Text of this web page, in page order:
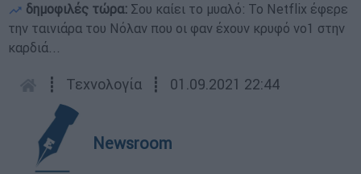
δημοφιλές τώρα: Σου καίει το μυαλό: Το Netflix έφερε
την ταινιάρα του Νόλαν που οι φαν έχουν κρυφό νο1 στην
καρδιά...
┋ Τεχνολογία ┋ 01.09.2021 22:44
Newsroom